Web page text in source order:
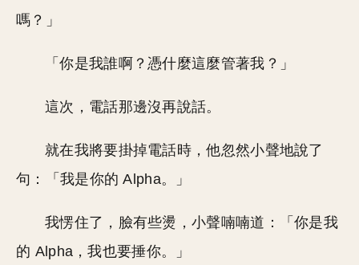
嗎？」
「你是我誰啊？憑什麼這麼管著我？」
這次，電話那邊沒再說話。
就在我將要掛掉電話時，他忽然小聲地說了
句：「我是你的 Alpha。」
我愣住了，臉有些燙，小聲喃喃道：「你是我
的 Alpha，我也要捶你。」